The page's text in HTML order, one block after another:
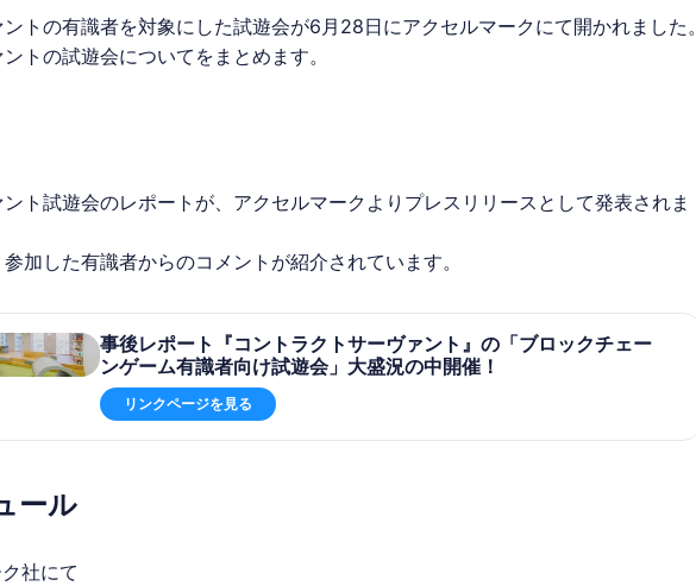
トの有識者を対象にした試遊会が6月28日にアクセルマークにて開かれました。
トの試遊会についてをまとめます。
ト 試遊会のレポートが、 アクセルマーク よりプレスリリースとして発表されま
加した有識者からのコメントが紹介されています。
事後レポート『コントラクトサーヴァント』の「ブロックチェー
ンゲーム有識者向け試遊会」大盛況の中開催！
リンクページを見る
ール
社にて